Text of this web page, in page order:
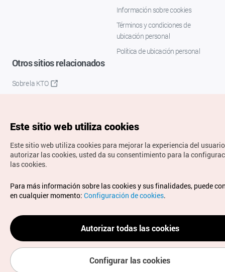
Información sobre cookies
Términos y condiciones de
ubicación personal
Política de ubicación personal
Otros sitios relacionados
Sobre la KTO
Copyrights © Organización de Turismo de Corea. Todos los
derechos reservados.
Para informes de errores y cuestiones relacionadas con el
sitio web, dirija sus consultas al correoelectrónico oficial:
spanish@knto.or.kr
Este sitio web utiliza cookies
Este sitio web utiliza cookies para mejorar la experiencia del
autorizar las cookies, usted da su consentimiento para la
las cookies.
Para más información sobre las cookies y sus finalidades, puede
en cualquier momento: Configuración de cookies.
Autorizar todas las cookies
Configurar las cookies